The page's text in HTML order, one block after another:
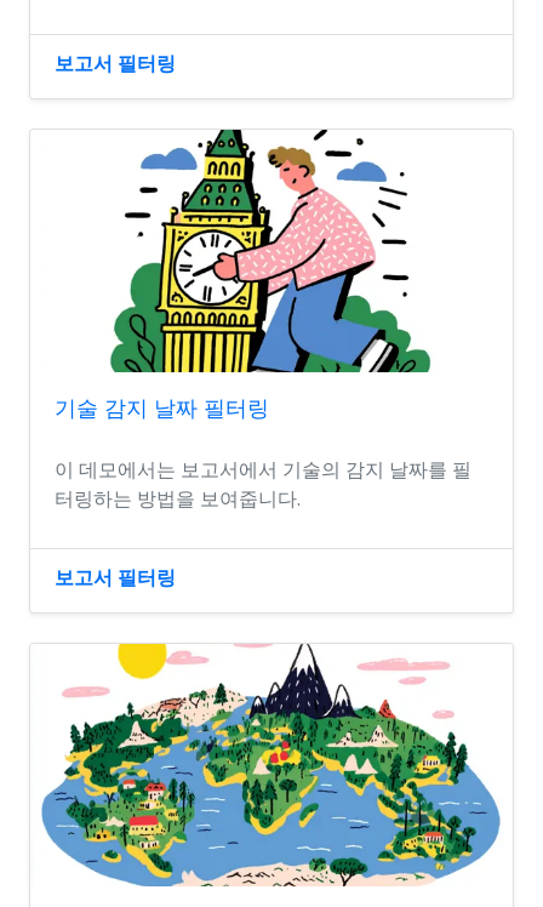
보고서 필터링
기술 감지 날짜 필터링
이 데모에서는 보고서에서 기술의 감지 날짜를 필
터링하는 방법을 보여줍니다.
보고서 필터링